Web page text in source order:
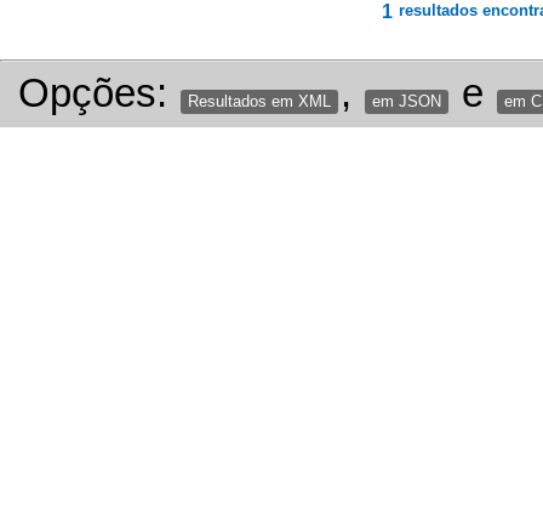
1 resultados
Opções: Resultados em XML , em JSON e em